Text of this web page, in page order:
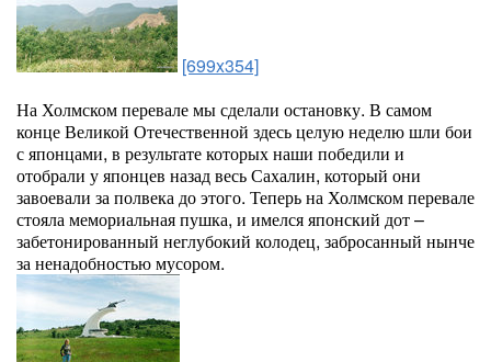
[699x354]
На Холмском перевале мы сделали остановку. В самом
конце Великой Отечественной здесь целую неделю шли бои
с японцами, в результате которых наши победили и
отобрали у японцев назад весь Сахалин, который они
завоевали за полвека до этого. Теперь на Холмском перевале
стояла мемориальная пушка, и имелся японский дот –
забетонированный неглубокий колодец, забросанный нынче
за ненадобностью мусором.